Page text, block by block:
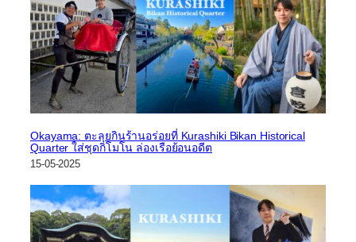
Okayama: ตะลุยกินร้านอร่อยที่ Kurashiki Bikan Historical
Quarter ใส่ชุดกิโมโน ล่องเรือย้อนอดีต
15-05-2025